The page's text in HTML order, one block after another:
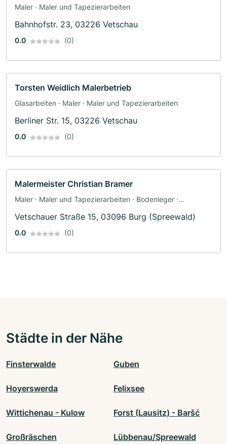
Maler · Maler und Tapezierarbeiten
Bahnhofstr. 23, 03226 Vetschau
0.0 (0)
Torsten Weidlich Malerbetrieb
Glasarbeiten · Maler · Maler und Tapezierarbeiten
Berliner Str. 15, 03226 Vetschau
0.0 (0)
Malermeister Christian Bramer
Maler · Maler und Tapezierarbeiten · Bodenleger ·
Vetschauer Straße 15, 03096 Burg (Spreewald)
0.0 (0)
Städte in der Nähe
Finsterwalde Guben
Hoyerswerda Felixsee
Wittichenau - Kulow Forst (Lausitz) - Baršć
Großräschen Lübbenau/Spreewald